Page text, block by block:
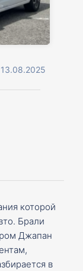
которой
Брали
Джапан
в